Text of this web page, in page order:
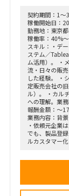
経営・役員ク
のディスカッ
「バディAI」「
ールの要件定
（行動変容設
支店長やトッ
コアメンバー
ながら実効性
契約期間：1～
稼働開始日：
勤務地：東京
稼働率：40%
スキル：・デ
ステム／
ム活用）。 ・
流・日々の販
した経験。 ・
定販売会社の
ル）。 ・カル
への理解。業
報酬金額：～
業務内容：背景
・依頼元企業
でも、製品登
ルカスタマー
クト＝ヘッド
・新規開発と